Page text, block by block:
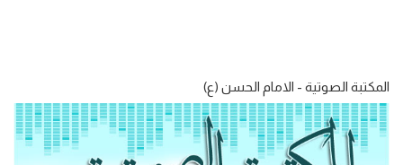
المكتبة الصوتية - الامام الحسن (ع)